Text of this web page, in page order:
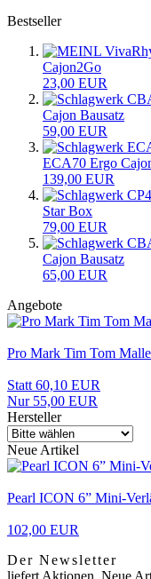
Bestseller
Cajon2Go
23,00 EUR
Cajon Bausatz
59,00 EUR
ECA70 Ergo
139,00 EUR
Star Box
79,00 EUR
Cajon Bausatz
65,00 EUR
Angebote
Pro Mark Tim Tom
Statt 60,10 EUR
Nur 55,00 EUR
Hersteller
Neue Artikel
Pearl ICON 6” Mini-
102,00 EUR
Der Newsletter
liefert Aktionen, Neue